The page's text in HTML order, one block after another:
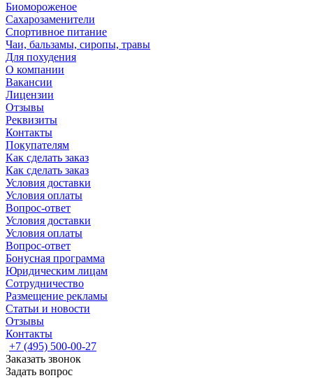
Биомороженое
Сахарозаменители
Спортивное питание
Чаи, бальзамы, сиропы, травы
Для похудения
О компании
Вакансии
Лицензии
Отзывы
Реквизиты
Контакты
Покупателям
Как сделать заказ
Как сделать заказ
Условия доставки
Условия оплаты
Вопрос-ответ
Условия доставки
Условия оплаты
Вопрос-ответ
Бонусная программа
Юридическим лицам
Сотрудничество
Размещение рекламы
Статьи и новости
Отзывы
Контакты
+7 (495) 500-00-27
Заказать звонок
Задать вопрос